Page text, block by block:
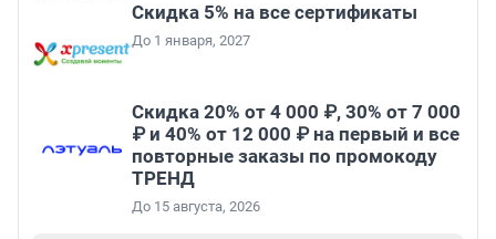
Скидка 5% на все сертификаты
До 1 января, 2027
Скидка 20% от 4 000 ₽, 30% от 7 000
₽ и 40% от 12 000 ₽ на первый и все
повторные заказы по промокоду
ТРЕНД
До 15 августа, 2026